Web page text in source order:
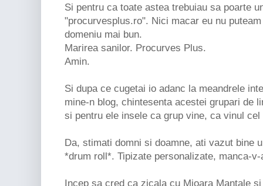
Si pentru ca toate astea trebuiau sa poarte
"procurvesplus.ro". Nici macar eu nu
domeniu mai bun.
Marirea sanilor. Procurves Plus.
Amin.
Si dupa ce cugetai io adanc la meandrele
mine-n blog, chintesenta acestei grupari de
si pentru ele insele ca grup vine, ca vinul cel
Da, stimati domni si doamne, ati vazut bine
*drum roll*. Tipizate personalizate, manca-v-
Incep sa cred ca zicala cu Mioara Mantale